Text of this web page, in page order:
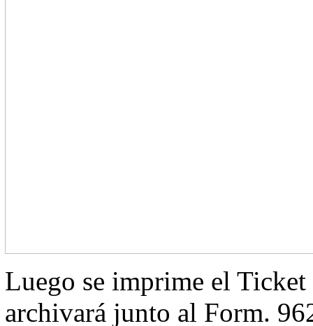
Luego se imprime el Ticket
archivará junto al Form.